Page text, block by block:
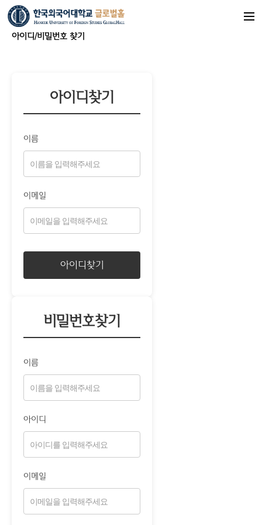
아이디/비밀번호 찾기
아이디찾기
이름
이메일
아이디찾기
비밀번호찾기
이름
아이디
이메일